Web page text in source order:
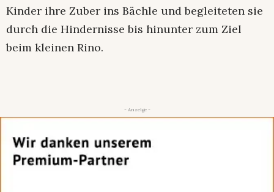
Kinder ihre Zuber ins Bächle und begleiteten sie
durch die Hindernisse bis hinunter zum Ziel
beim kleinen Rino.
- Anzeige -